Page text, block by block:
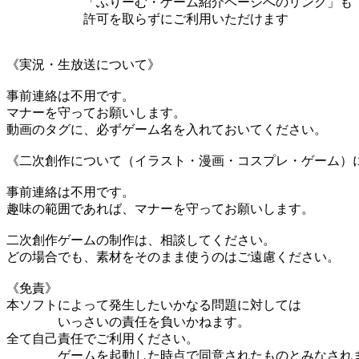
許可を取らずにご利用いただけます
《実況・生放送について》
事前連絡は不用です。
マナーを守ってお願いします。
動画のタグに、必ずゲーム名を入れておいてください。
《二次創作について（イラスト・漫画・コスプレ・ゲーム）
事前連絡は不用です。
趣味の範囲であれば、マナーを守ってお願いします。
二次創作ゲームの制作は、相談してください。
どの場合でも、素材をそのまま使うのはご遠慮ください。
《免責》
本ソフトによって発生したいかなる問題に対しては
いっさいの責任を負いかねます。
全て自己責任でご利用ください。
ゲームを起動した時点で同意されたものとみなされま